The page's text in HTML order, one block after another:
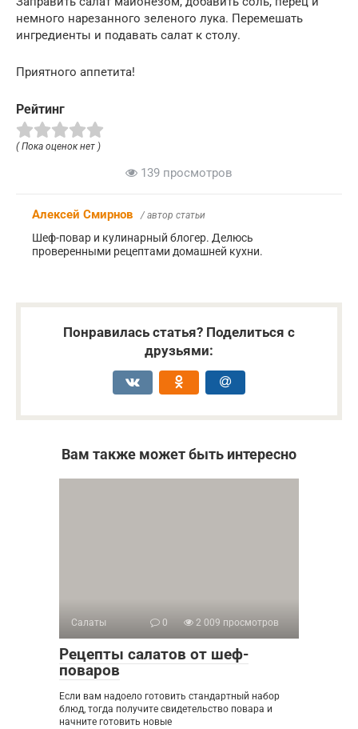
немного нарезанного зеленого лука. Перемешать
ингредиенты и подавать салат к столу.
Приятного аппетита!
Рейтинг
( Пока оценок нет )
139 просмотров
Алексей Смирнов / автор статьи
Шеф-повар и кулинарный блогер. Делюсь
проверенными рецептами домашней кухни.
Понравилась статья? Поделиться с
друзьями:
Вам также может быть интересно
Салаты 0 2 009 просмотров
Рецепты салатов от шеф-
поваров
Если вам надоело готовить стандартный набор
блюд, тогда получите свидетельство повара и
начните готовить новые